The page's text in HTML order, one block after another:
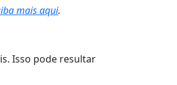
mais aqui.
Isso pode resultar